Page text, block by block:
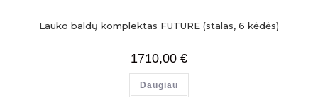
Lauko baldų komplektas FUTURE (stalas, 6 kėdės)
1710,00 €
Daugiau